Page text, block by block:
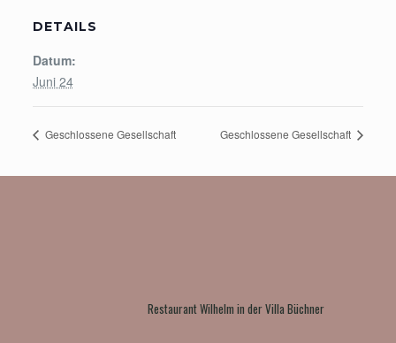
DETAILS
Datum:
Juni 24
Geschlossene Gesellschaft Geschlossene Gesellschaft
Restaurant Wilhelm in der Villa Büchner